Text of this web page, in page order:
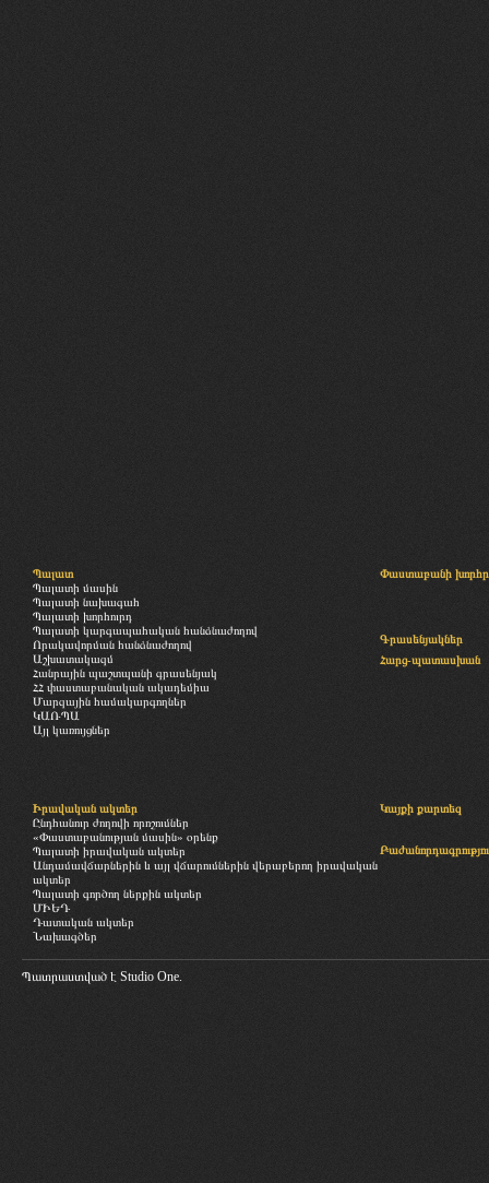
Պալատ
Պալատի մասին
Պալատի նախագահ
Պալատի խորհուրդ
Պալատի կարգապահական հանձնաժողով
Որակավորման հանձնաժողով
Աշխատակազմ
Հանրային պաշտպանի գրասենյակ
ՀՀ փաստաբանական ակադեմիա
Մարզային համակարգողներ
ԿԱՌՊԱ
Այլ կառույցներ
Փաստաբանի
Գրասենյակներ
Հարց-պատասխան
Իրավական ակտեր
Ընդհանուր ժողովի որոշումներ
«Փաստաբանության մասին» օրենք
Պալատի իրավական ակտեր
Անդամավճարներին և այլ վճարումներին վերաբերող իրավական
ակտեր
Պալատի գործող ներքին ակտեր
ՄԻԵԴ
Դատական ակտեր
Նախագծեր
Կայքի քարտեզ
Պատրաստված է Studio One.